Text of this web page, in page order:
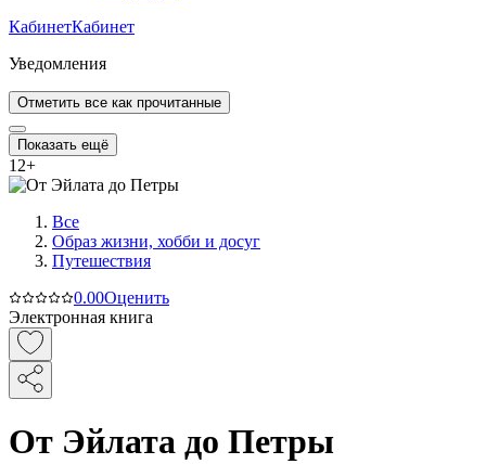
КабинетКабинет
Уведомления
Отметить все как прочитанные
Показать ещё
12+
Все
Образ жизни, хобби и досуг
Путешествия
0.00Оценить
Электронная книга
От Эйлата до Петры